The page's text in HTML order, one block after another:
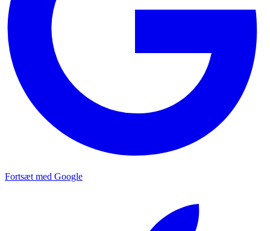
Fortsæt med Google